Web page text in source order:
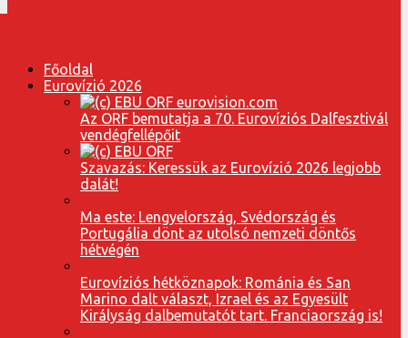
Főoldal
Eurovízió 2026
Az ORF bemutatja a 70. Eurovíziós Dalfesztivál
vendégfellépőit
Szavazás: Keressük az Eurovízió 2026 legjobb
dalát!
Ma este: Lengyelország, Svédország és
Portugália dönt az utolsó nemzeti döntős
hétvégén
Eurovíziós hétköznapok: Románia és San
Marino dalt választ, Izrael és az Egyesült
Királyság dalbemutatót tart. Franciaország is!